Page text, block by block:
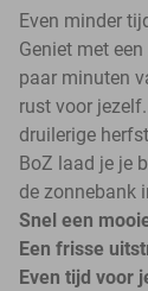
Even minder
Geniet met
paar minuten
rust voor
druilerige
BoZ laad je je
de zonnebank
Snel een
Een frisse
Even tijd voor